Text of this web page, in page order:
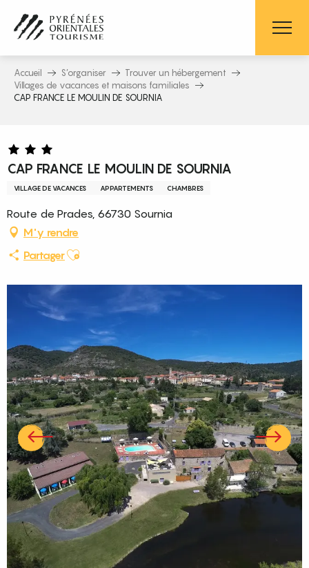
contenu
principal
Accueil S’organiser
Trouver un hébergement
Villages de vacances et maisons familiales
CAP FRANCE LE MOULIN DE SOURNIA
CAP FRANCE LE MOULIN DE SOURNIA
VILLAGE DE VACANCES APPARTEMENTS CHAMBRES
Route de Prades, 66730 Sournia
M'y rendre
PartagerAjouter aux favoris